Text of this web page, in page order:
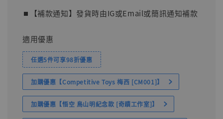
⏹︎【補款通知】發貨時由IG或Email或簡訊通知補款
適用優惠
任選5件可享98折優惠
加購優惠【Competitive Toys 梅西 [CM001]】
加購優惠【悟空 鳥山明紀念款 [奇蹟工作室]】